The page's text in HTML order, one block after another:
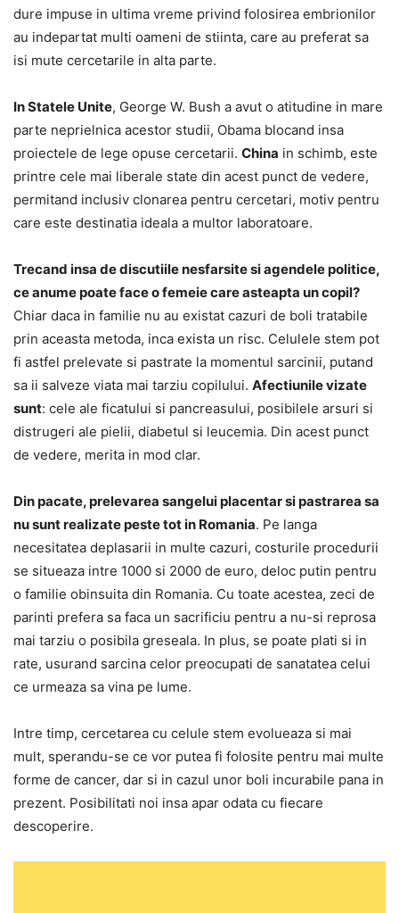
dure impuse in ultima vreme privind folosirea embrionilor
au indepartat multi oameni de stiinta, care au preferat sa
isi mute cercetarile in alta parte.
In Statele Unite, George W. Bush a avut o atitudine in mare
parte neprielnica acestor studii, Obama blocand insa
proiectele de lege opuse cercetarii. China in schimb, este
printre cele mai liberale state din acest punct de vedere,
permitand inclusiv clonarea pentru cercetari, motiv pentru
care este destinatia ideala a multor laboratoare.
Trecand insa de discutiile nesfarsite si agendele politice,
ce anume poate face o femeie care asteapta un copil?
Chiar daca in familie nu au existat cazuri de boli tratabile
prin aceasta metoda, inca exista un risc. Celulele stem pot
fi astfel prelevate si pastrate la momentul sarcinii, putand
sa ii salveze viata mai tarziu copilului. Afectiunile vizate
sunt: cele ale ficatului si pancreasului, posibilele arsuri si
distrugeri ale pielii, diabetul si leucemia. Din acest punct
de vedere, merita in mod clar.
Din pacate, prelevarea sangelui placentar si pastrarea sa
nu sunt realizate peste tot in Romania. Pe langa
necesitatea deplasarii in multe cazuri, costurile procedurii
se situeaza intre 1000 si 2000 de euro, deloc putin pentru
o familie obinsuita din Romania. Cu toate acestea, zeci de
parinti prefera sa faca un sacrificiu pentru a nu-si reprosa
mai tarziu o posibila greseala. In plus, se poate plati si in
rate, usurand sarcina celor preocupati de sanatatea celui
ce urmeaza sa vina pe lume.
Intre timp, cercetarea cu celule stem evolueaza si mai
mult, sperandu-se ce vor putea fi folosite pentru mai multe
forme de cancer, dar si in cazul unor boli incurabile pana in
prezent. Posibilitati noi insa apar odata cu fiecare
descoperire.